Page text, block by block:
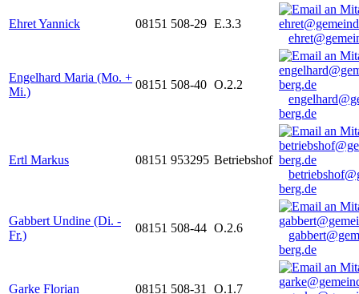
Ehret Yannick 08151 508-29 E.3.3
Engelhard Maria (Mo. +
Mi.)
08151 508-40 O.2.2
berg.de
Ertl Markus 08151 953295 Betriebshof
berg.de
Gabbert Undine (Di. -
Fr.)
08151 508-44 O.2.6
berg.de
Garke Florian 08151 508-31 O.1.7